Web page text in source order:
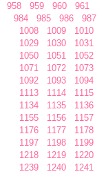
958
959 960 961
984
985 986 987
1008
1009 1010
1029
1030 1031
1050
1051 1052
1071
1072 1073
1092
1093 1094
1113
1114 1115
1134
1135 1136
1155
1156 1157
1176
1177 1178
1197
1198 1199
1218
1219 1220
1239
1240 1241